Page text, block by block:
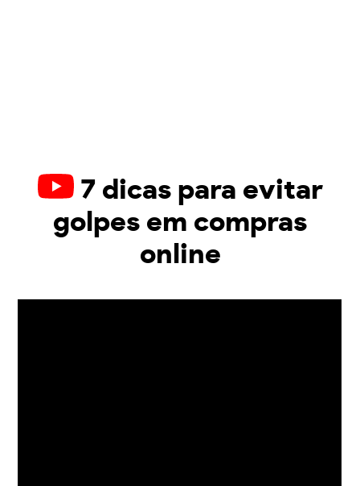
7 dicas para evitar
golpes em compras
online